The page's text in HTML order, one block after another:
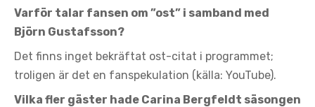
Varför talar fansen om ”ost” i samband med
Björn Gustafsson?
Det finns inget bekräftat ost-citat i programmet;
troligen är det en fanspekulation (källa: YouTube).
Vilka fler gäster hade Carina Bergfeldt säsongen